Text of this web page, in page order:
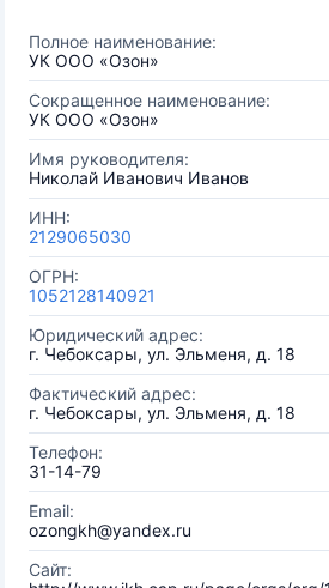
Полное наименование:
УК ООО «Озон»
Сокращенное наименование:
УК ООО «Озон»
Имя руководителя:
Николай Иванович Иванов
ИНН:
2129065030
ОГРН:
1052128140921
Юридический адрес:
г. Чебоксары, ул. Эльменя, д. 18
Фактический адрес:
г. Чебоксары, ул. Эльменя, д. 18
Телефон:
31-14-79
Email:
ozongkh@yandex.ru
Сайт: